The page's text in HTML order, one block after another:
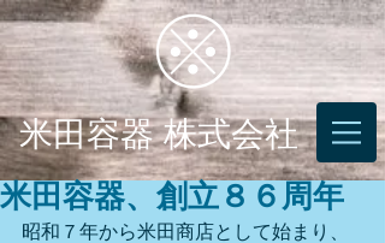
米田容器 株式会社
米田容器、創立８６周年
昭和７年から米田商店として始まり、